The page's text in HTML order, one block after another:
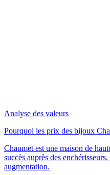
Analyse des valeurs
Pourquoi les prix des bijoux
Chaumet est une maison de
succès auprès des
augmentation.